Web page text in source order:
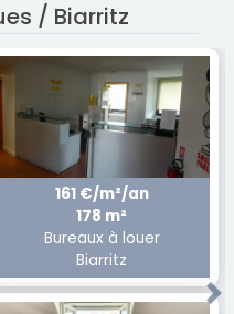
/ Biarritz
161 €/m²/an
178 m²
Bureaux à louer
Biarritz